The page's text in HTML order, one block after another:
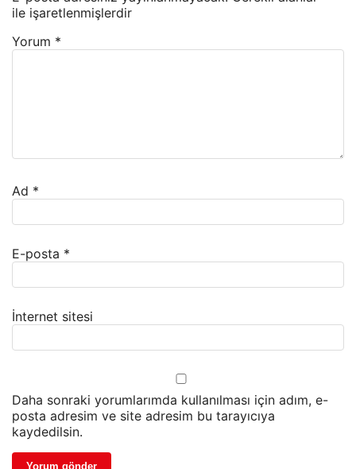
ile işaretlenmişlerdir
Yorum *
Ad *
E-posta *
İnternet sitesi
Daha sonraki yorumlarımda kullanılması için adım, e-
posta adresim ve site adresim bu tarayıcıya
kaydedilsin.